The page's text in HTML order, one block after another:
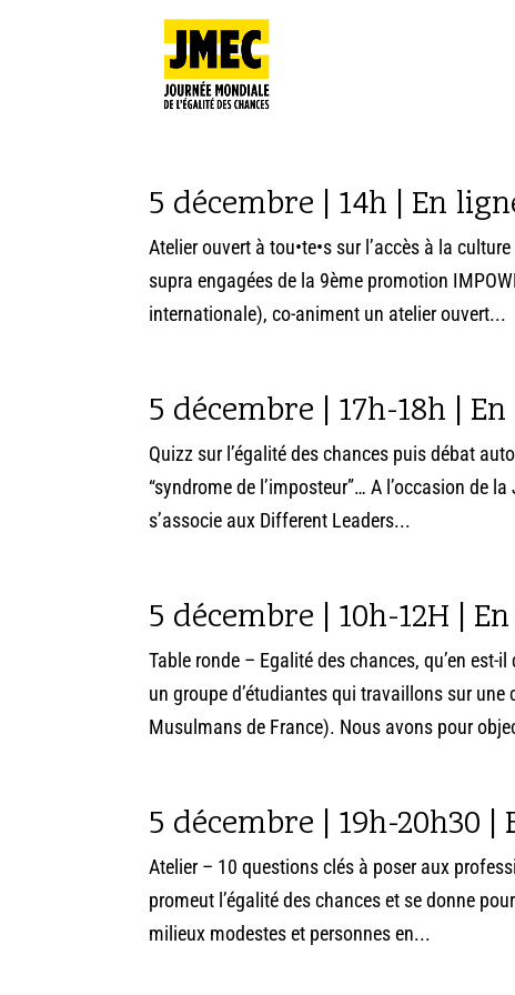
5 décembre | 14h | En
Atelier ouvert à tou•te•s sur l’accès à la
supra engagées de la 9ème promotion
internationale), co-animent un atelier ouvert...
5 décembre | 17h-18h |
Quizz sur l’égalité des chances puis débat
“syndrome de l’imposteur”… A l’occasion de
s’associe aux Different Leaders...
5 décembre | 10h-12H |
Table ronde – Egalité des chances, qu’en
un groupe d’étudiantes qui travaillons sur
Musulmans de France). Nous avons pour
5 décembre | 19h-20h30 |
Atelier – 10 questions clés à poser aux
promeut l’égalité des chances et se donne
milieux modestes et personnes en...